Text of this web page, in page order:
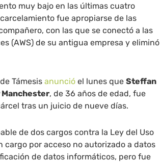
muy bajo en las últimas cuatro
fue apropiarse de las
con las que se conectó a las
(AWS) de su antigua empresa y eliminó
Támesisanunció el lunes queSteffan
Manchester, de 36 años de edad, fue
tras un juicio de nueve días.
de dos cargos contra la Ley del Uso
cargo por acceso no autorizado a datos
de datos informáticos, pero fue